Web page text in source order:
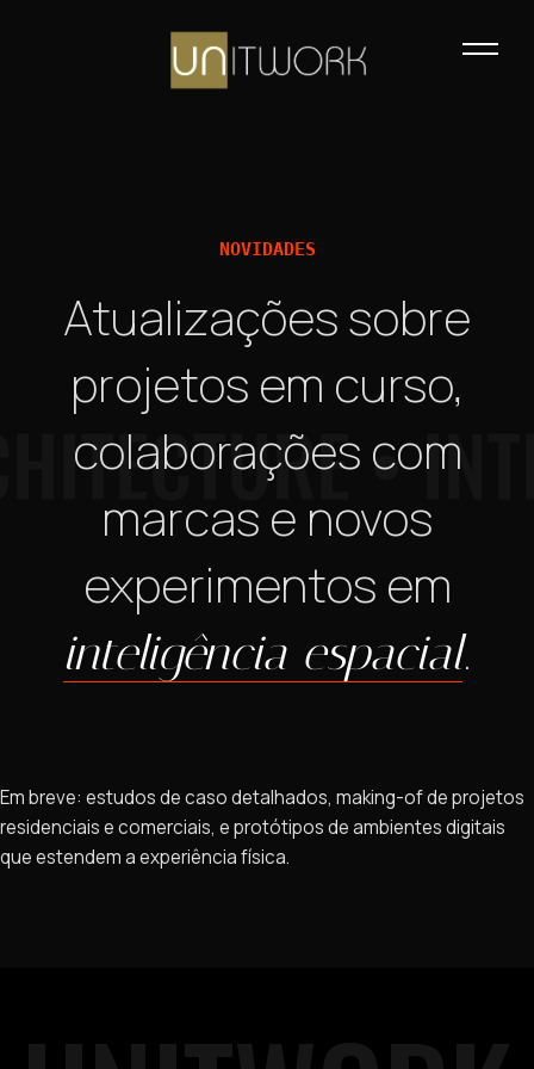
•
NOVIDADES
Atualizações sobre
projetos em curso,
colaborações com
marcas e novos
experimentos em
inteligência espacial.
Em breve: estudos de caso detalhados, making-of de projetos
residenciais e comerciais, e protótipos de ambientes digitais
que estendem a experiência física.